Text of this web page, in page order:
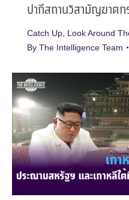
ปากีสถานวิสามัญฆาต
Catch Up Look Around
By The Intelligence Team